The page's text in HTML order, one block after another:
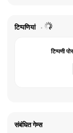
टिप्पणियां
टिप्पणी
संबंधित गेम्स